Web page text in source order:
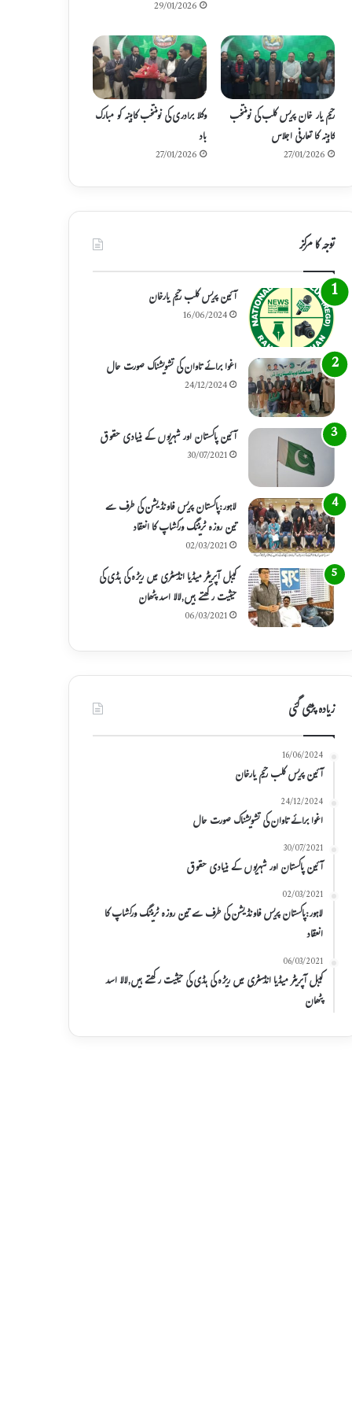
29/01/2026
رحیم یار خان پریس کلب کی نومنتخب
کابینہ کا تعارفی اجلاس
27/01/2026
وکلا برادری کی نومنتخب کابینہ کو مبارک
باد
27/01/2026
توجہ کا مرکز
آئین پریس کلب رحیم یارخان
16/06/2024
اغوا برائے تاوان کی تشویشناک صورت حال
24/12/2024
آئین پاکستان اور شہریوں کے بنیادی حقوق
30/07/2021
لاہور:پاکستان پریس فاونڈیشن کی طرف سے
تین روزہ ٹریننگ ورکشاپ کا انعقاد
02/03/2021
کیبل آپریٹر میڈیا انڈسٹری میں ریڑہ کی ہڈی کی
حیثیت رکھتے ہیں,لالا اسد پٹھان
06/03/2021
زیادہ پڑھی گئی
16/06/2024
آئین پریس کلب رحیم یارخان
24/12/2024
اغوا برائے تاوان کی تشویشناک صورت حال
30/07/2021
آئین پاکستان اور شہریوں کے بنیادی حقوق
02/03/2021
لاہور:پاکستان پریس فاونڈیشن کی طرف سے تین روزہ ٹریننگ ورکشاپ کا
انعقاد
06/03/2021
کیبل آپریٹر میڈیا انڈسٹری میں ریڑہ کی ہڈی کی حیثیت رکھتے ہیں,لالا اسد
پٹھان